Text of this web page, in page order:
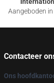
Aangeboden
Contacteer
Ons